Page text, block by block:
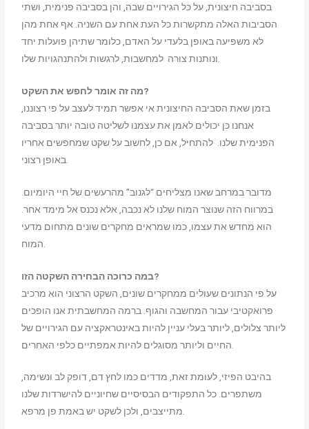
בסביבה חיצונית, על כל הגירויים שבה, והן בסביבה פנימית, ושתי
הסביבות האלה מתקשרות כל העת אחת עם השניה. אף אחת מהן
לא משפיעה באופן בלעדי על האדם, כלומר שתיהן פועלות יחד
מה זה אומר לחפש את השקט?
בזמן שאת הסביבה החיצונית אי אפשר תמיד לעצב על פי רצוננו,
אנחנו כן יכולים לאמן את עצמנו לשליטה טובה יותר בסביבה
הפנימית שלנו. להתחיל, אם כן, לחשוב על שקט שמחפשים אחריו
מדובר במרחב שאנו מצליחים “לגנוב” מהרעשים של חיי היומיום.
במרווח הזה שנוצר המוח שלנו לא נכבה, אלא נכנס אל מימד אחר.
הוא מחדש את עצמו, כמו שמראים מחקרים שונים מתחום מדעי
במה כרוכה הבחירה השקטה הזו?
על פי הנתונים שעולים ממחקרים שונים, השקט הרצוני הוא מרכיב
פרואקטיבי עבור המחשבה והגוף. ברמה המחשבתית אנו הופכים
ליותר צלולים, ליותר בעלי עניין להיות באינטראקציה עם הגירויים של
בהיבט הפיזי, לעומת זאת, מדדים כמו לחץ דם, דופק לב ונשימה,
משתפרים. כל התפקודים הבסיסיים שחיוניים להישרדות שלנו
מתייצבים, ולכן לשקט יש באמת פן מרפא.